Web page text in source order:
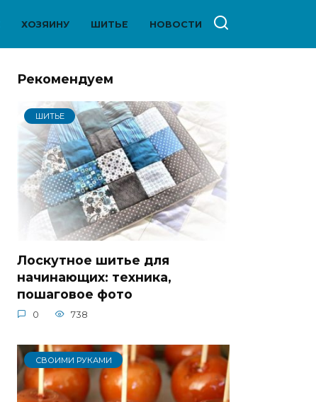
ХОЗЯИНУ ШИТЬЕ НОВОСТИ
Рекомендуем
ШИТЬЕ
Лоскутное шитье для
начинающих: техника,
пошаговое фото
0 738
СВОИМИ РУКАМИ